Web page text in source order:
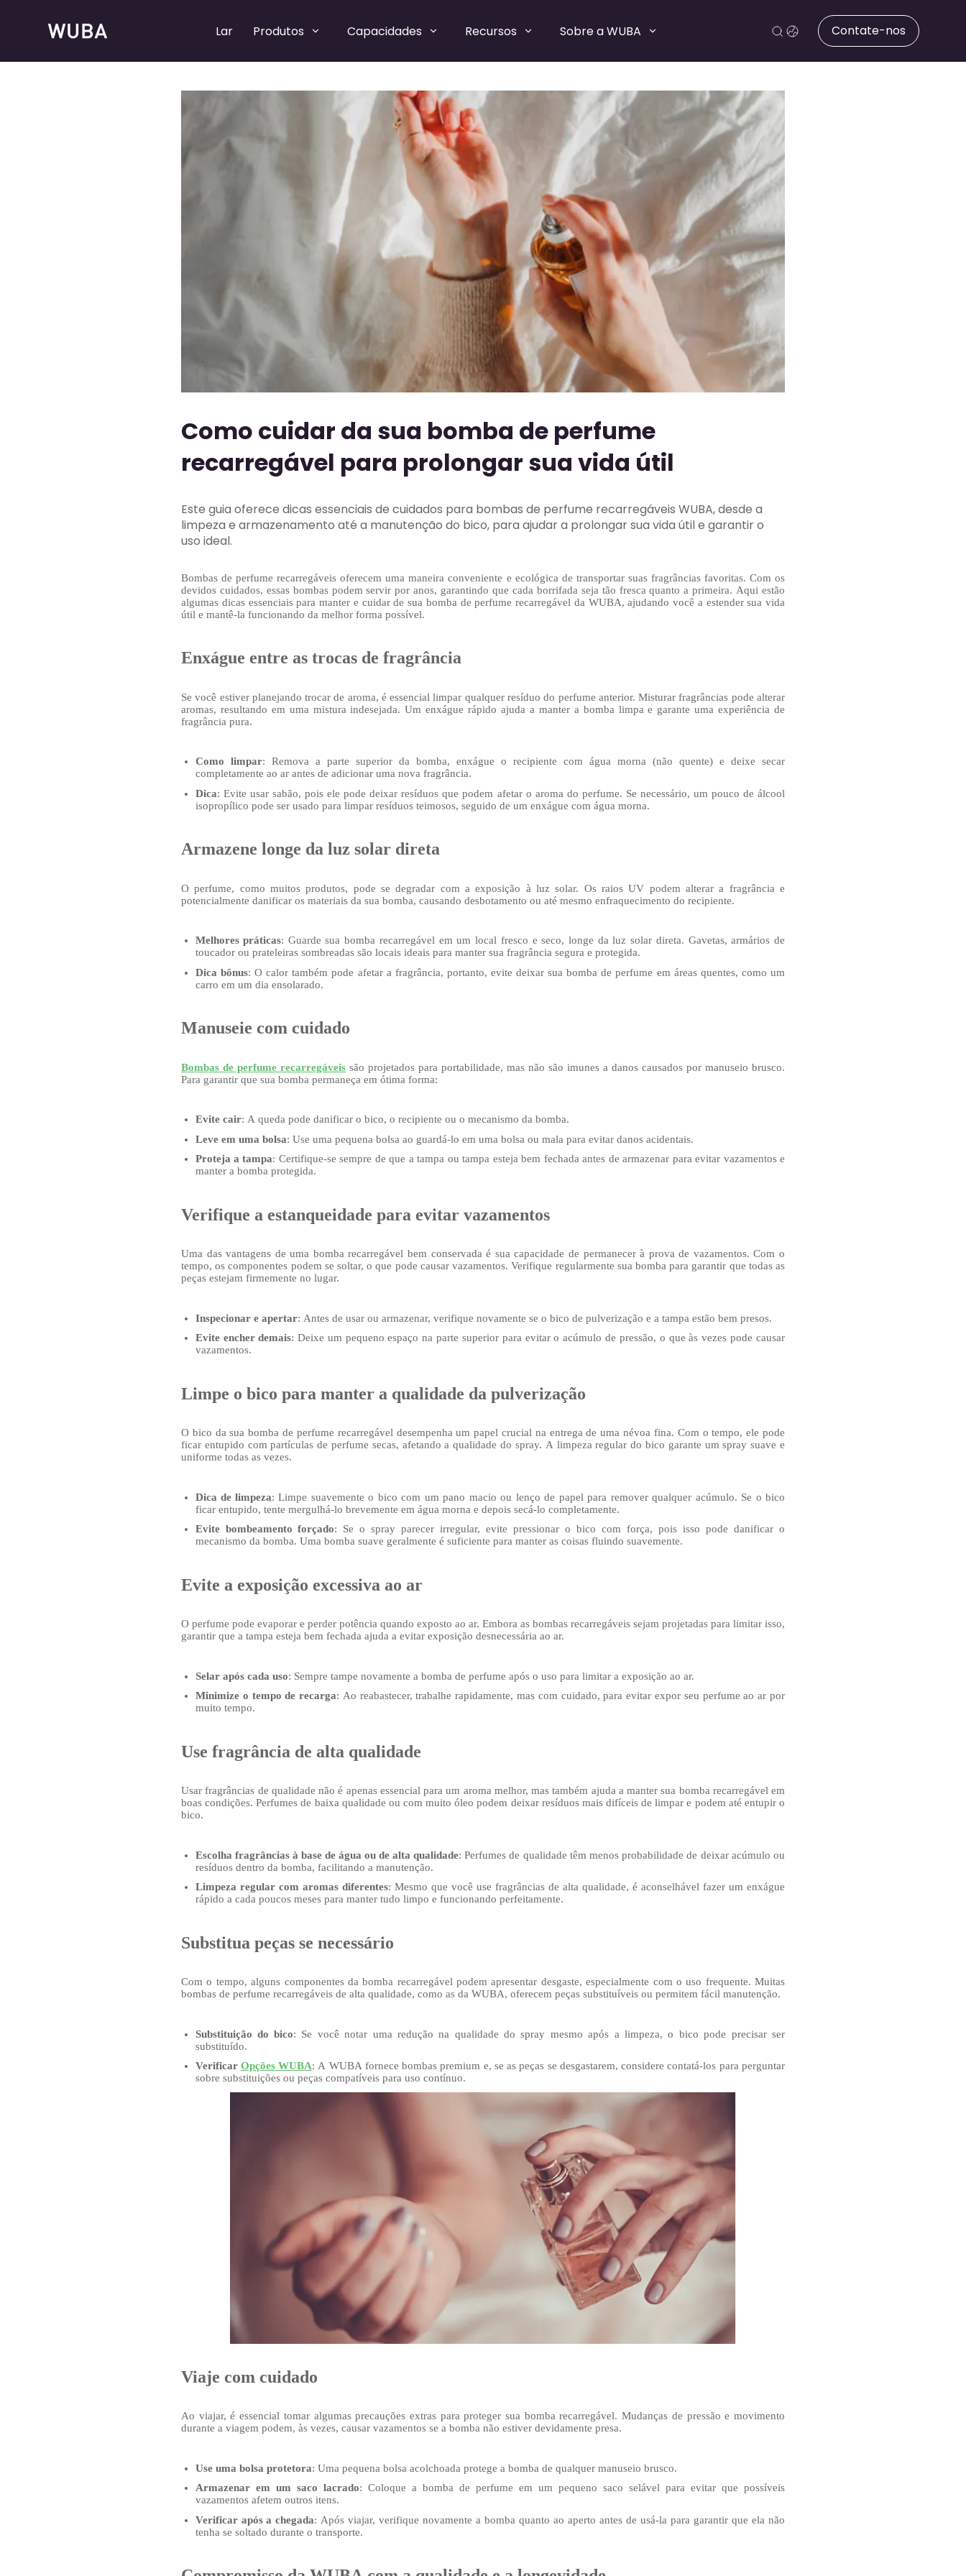
Lar Produtos Capacidades Recursos Sobre a WUBA
Bombas de perfume recarregáveis
Bombas de spray de perfume
Contate-nos
Como cuidar da sua bomba de perfume
recarregável para prolongar sua vida útil
Este guia oferece dicas essenciais de cuidados para bombas de perfume recarregáveis ​​WUBA, desde a
limpeza e armazenamento até a manutenção do bico, para ajudar a prolongar sua vida útil e garantir o
uso ideal.
Bombas de perfume recarregáveis ​​oferecem uma maneira conveniente e ecológica de transportar suas fragrâncias favoritas. Com os
devidos cuidados, essas bombas podem servir por anos, garantindo que cada borrifada seja tão fresca quanto a primeira. Aqui estão
algumas dicas essenciais para manter e cuidar de sua bomba de perfume recarregável da WUBA, ajudando você a estender sua vida
útil e mantê-la funcionando da melhor forma possível.
Enxágue entre as trocas de fragrância
Se você estiver planejando trocar de aroma, é essencial limpar qualquer resíduo do perfume anterior. Misturar fragrâncias pode alterar
aromas, resultando em uma mistura indesejada. Um enxágue rápido ajuda a manter a bomba limpa e garante uma experiência de
fragrância pura.
Como limpar: Remova a parte superior da bomba, enxágue o recipiente com água morna (não quente) e deixe secar
completamente ao ar antes de adicionar uma nova fragrância.
Dica: Evite usar sabão, pois ele pode deixar resíduos que podem afetar o aroma do perfume. Se necessário, um pouco de álcool
isopropílico pode ser usado para limpar resíduos teimosos, seguido de um enxágue com água morna.
Armazene longe da luz solar direta
O perfume, como muitos produtos, pode se degradar com a exposição à luz solar. Os raios UV podem alterar a fragrância e
potencialmente danificar os materiais da sua bomba, causando desbotamento ou até mesmo enfraquecimento do recipiente.
Melhores práticas: Guarde sua bomba recarregável em um local fresco e seco, longe da luz solar direta. Gavetas, armários de
toucador ou prateleiras sombreadas são locais ideais para manter sua fragrância segura e protegida.
Dica bônus: O calor também pode afetar a fragrância, portanto, evite deixar sua bomba de perfume em áreas quentes, como um
carro em um dia ensolarado.
Manuseie com cuidado
Bombas de perfume recarregáveis são projetados para portabilidade, mas não são imunes a danos causados ​​por manuseio brusco.
Para garantir que sua bomba permaneça em ótima forma:
Evite cair: A queda pode danificar o bico, o recipiente ou o mecanismo da bomba.
Leve em uma bolsa: Use uma pequena bolsa ao guardá-lo em uma bolsa ou mala para evitar danos acidentais.
Proteja a tampa: Certifique-se sempre de que a tampa ou tampa esteja bem fechada antes de armazenar para evitar vazamentos e
manter a bomba protegida.
Verifique a estanqueidade para evitar vazamentos
Uma das vantagens de uma bomba recarregável bem conservada é sua capacidade de permanecer à prova de vazamentos. Com o
tempo, os componentes podem se soltar, o que pode causar vazamentos. Verifique regularmente sua bomba para garantir que todas as
peças estejam firmemente no lugar.
Inspecionar e apertar: Antes de usar ou armazenar, verifique novamente se o bico de pulverização e a tampa estão bem presos.
Evite encher demais: Deixe um pequeno espaço na parte superior para evitar o acúmulo de pressão, o que às vezes pode causar
vazamentos.
Limpe o bico para manter a qualidade da pulverização
O bico da sua bomba de perfume recarregável desempenha um papel crucial na entrega de uma névoa fina. Com o tempo, ele pode
ficar entupido com partículas de perfume secas, afetando a qualidade do spray. A limpeza regular do bico garante um spray suave e
uniforme todas as vezes.
Dica de limpeza: Limpe suavemente o bico com um pano macio ou lenço de papel para remover qualquer acúmulo. Se o bico
ficar entupido, tente mergulhá-lo brevemente em água morna e depois secá-lo completamente.
Evite bombeamento forçado: Se o spray parecer irregular, evite pressionar o bico com força, pois isso pode danificar o
mecanismo da bomba. Uma bomba suave geralmente é suficiente para manter as coisas fluindo suavemente.
Evite a exposição excessiva ao ar
O perfume pode evaporar e perder potência quando exposto ao ar. Embora as bombas recarregáveis ​​sejam projetadas para limitar isso,
garantir que a tampa esteja bem fechada ajuda a evitar exposição desnecessária ao ar.
Selar após cada uso: Sempre tampe novamente a bomba de perfume após o uso para limitar a exposição ao ar.
Minimize o tempo de recarga: Ao reabastecer, trabalhe rapidamente, mas com cuidado, para evitar expor seu perfume ao ar por
muito tempo.
Use fragrância de alta qualidade
Usar fragrâncias de qualidade não é apenas essencial para um aroma melhor, mas também ajuda a manter sua bomba recarregável em
boas condições. Perfumes de baixa qualidade ou com muito óleo podem deixar resíduos mais difíceis de limpar e podem até entupir o
bico.
Escolha fragrâncias à base de água ou de alta qualidade: Perfumes de qualidade têm menos probabilidade de deixar acúmulo ou
resíduos dentro da bomba, facilitando a manutenção.
Limpeza regular com aromas diferentes: Mesmo que você use fragrâncias de alta qualidade, é aconselhável fazer um enxágue
rápido a cada poucos meses para manter tudo limpo e funcionando perfeitamente.
Substitua peças se necessário
Com o tempo, alguns componentes da bomba recarregável podem apresentar desgaste, especialmente com o uso frequente. Muitas
bombas de perfume recarregáveis ​​de alta qualidade, como as da WUBA, oferecem peças substituíveis ou permitem fácil manutenção.
Substituição do bico: Se você notar uma redução na qualidade do spray mesmo após a limpeza, o bico pode precisar ser
substituído.
Verificar Opções WUBA: A WUBA fornece bombas premium e, se as peças se desgastarem, considere contatá-los para perguntar
sobre substituições ou peças compatíveis para uso contínuo.
Viaje com cuidado
Ao viajar, é essencial tomar algumas precauções extras para proteger sua bomba recarregável. Mudanças de pressão e movimento
durante a viagem podem, às vezes, causar vazamentos se a bomba não estiver devidamente presa.
Use uma bolsa protetora: Uma pequena bolsa acolchoada protege a bomba de qualquer manuseio brusco.
Armazenar em um saco lacrado: Coloque a bomba de perfume em um pequeno saco selável para evitar que possíveis
vazamentos afetem outros itens.
Verificar após a chegada: Após viajar, verifique novamente a bomba quanto ao aperto antes de usá-la para garantir que ela não
tenha se soltado durante o transporte.